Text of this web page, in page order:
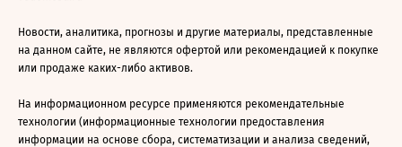
Новости, аналитика, прогнозы и другие материалы, представленные
на данном сайте, не являются офертой или рекомендацией к покупке
или продаже каких-либо активов.
На информационном ресурсе применяются рекомендательные
технологии (информационные технологии предоставления
информации на основе сбора, систематизации и анализа сведений,